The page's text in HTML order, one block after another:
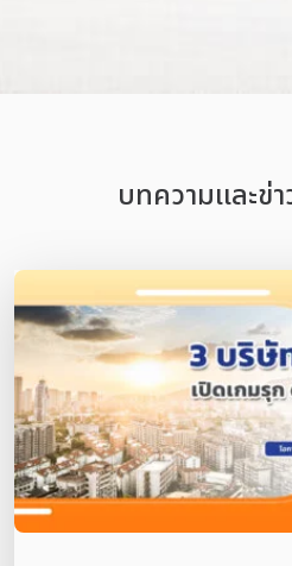
บทความเเละข่